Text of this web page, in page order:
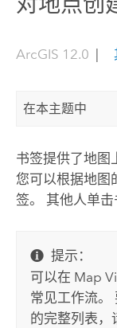
ArcGIS 12.0
在本主题中
书签提供了地图
您可以根据地图
签。 其他人单击
提示：
可以在 Map
常见工作流。
的完整列表，